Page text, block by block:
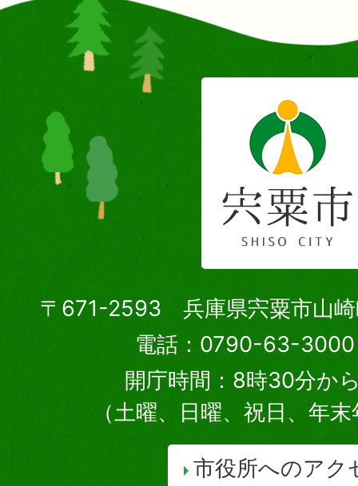
〒671-2593 兵庫県宍粟市山崎
電話：0790-63-3000
開庁時間：8時30分か
（土曜、日曜、祝日、年
市役所へのアク